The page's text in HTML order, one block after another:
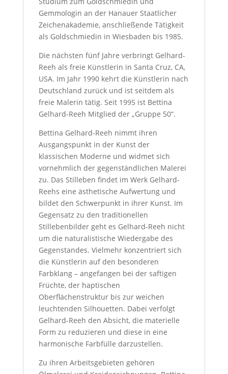
Gemmologin an der Hanauer Staatlicher
Zeichenakademie, anschließende Tätigkeit
als Goldschmiedin in Wiesbaden bis 1985.
Die nächsten fünf Jahre verbringt Gelhard-
Reeh als freie Künstlerin in Santa Cruz, CA,
USA. Im Jahr 1990 kehrt die Künstlerin nach
Deutschland zurück und ist seitdem als
freie Malerin tätig. Seit 1995 ist Bettina
Gelhard-Reeh Mitglied der „Gruppe 50“.
Bettina Gelhard-Reeh nimmt ihren
Ausgangspunkt in der Kunst der
klassischen Moderne und widmet sich
vornehmlich der gegenständlichen Malerei
zu. Das Stilleben findet im Werk Gelhard-
Reehs eine ästhetische Aufwertung und
bildet den Schwerpunkt in ihrer Kunst. Im
Gegensatz zu den traditionellen
Stillebenbilder geht es Gelhard-Reeh nicht
um die naturalistische Wiedergabe des
Gegenstandes. Vielmehr konzentriert sich
die Künstlerin auf den besonderen
Farbklang – angefangen bei der saftigen
Früchte, der haptischen
Oberflächenstruktur bis zur weichen
leuchtenden Silhouetten. Dabei verfolgt
Gelhard-Reeh den Absicht, die materielle
Form zu reduzieren und diese in eine
harmonische Farbfülle darzustellen.
Zu ihren Arbeitsgebieten gehören